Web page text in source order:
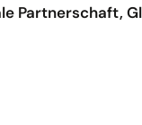
Partnerschaft,